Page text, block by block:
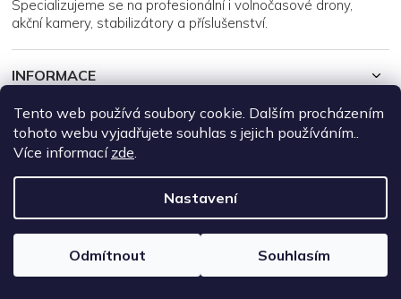
Tento web používá soubory cookie. Dalším procházením
tohoto webu vyjadřujete souhlas s jejich používáním..
Více informací zde.
Nastavení
Odmítnout Souhlasím
Specializujeme se na profesionální i volnočasové drony,
akční kamery, stabilizátory a příslušenství.
INFORMACE
MŮJ ÚČET
Copyright 2026DroneRepublic.cz. Všechna práva vyhrazena.
Upravit nastavení cookies